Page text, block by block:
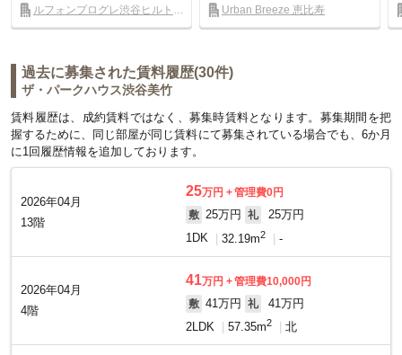
ルフォンプログレ渋谷ヒルトッ
プ
Urban Breeze 恵比寿
過去に募集された賃料履歴(30件)
ザ・パークハウス渋谷美竹
賃料履歴は、成約賃料ではなく、募集時賃料となります。募集期間を把
握するために、同じ部屋が同じ賃料にて募集されている場合でも、6か月
に1回履歴情報を追加しております。
2026年04月
13階
25万円
管理費0円
敷 25万円 礼
25万円
1DK
32.19m2 -
2026年04月
4階
41万円
管理費10,000円
敷 41万円 礼
41万円
2LDK
57.35m2 北